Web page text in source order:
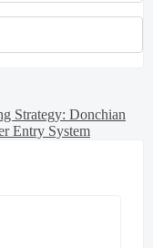
Strategy: Donchian
Entry System